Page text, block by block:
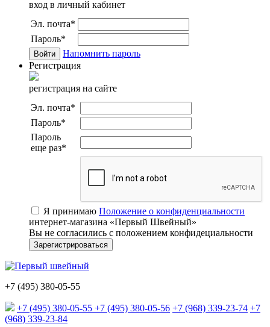
вход в личный кабинет
Эл. почта*
Пароль*
Напомнить пароль
Регистрация
регистрация на сайте
Эл. почта*
Пароль*
Пароль
еще раз*
Я принимаю Положение о конфиденциальности
интернет-магазина «Первый Швейный»
Вы не согласились с положением конфидециальности
+7 (495) 380-05-55
+7 (495) 380-05-55 +7 (495) 380-05-56 +7 (968) 339-23-74 +7
(968) 339-23-84